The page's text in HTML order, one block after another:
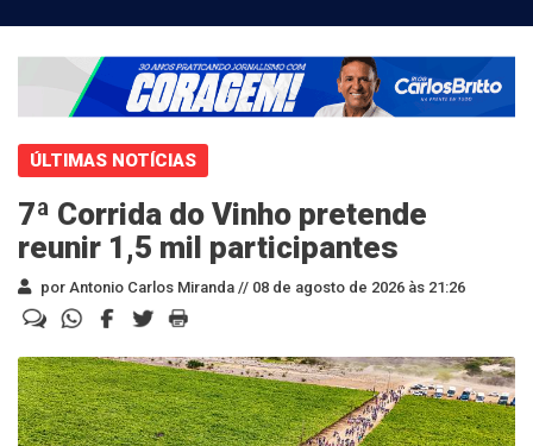
ÚLTIMAS NOTÍCIAS
7ª Corrida do Vinho pretende
reunir 1,5 mil participantes
por Antonio Carlos Miranda // 08 de agosto de 2026 às 21:26